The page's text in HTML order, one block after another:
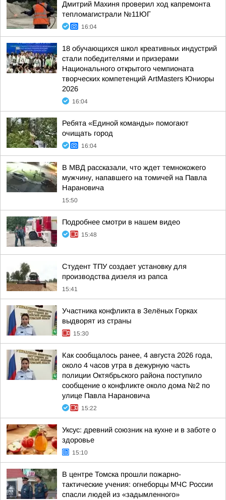
Дмитрий Махиня проверил ход капремонта
тепломагистрали №11ЮГ
16:04
18 обучающихся школ креативных индустрий
стали победителями и призерами
Национального открытого чемпионата
творческих компетенций ArtMasters Юниоры
2026
16:04
Ребята «Единой команды» помогают
очищать город
16:04
В МВД рассказали, что ждет темнокожего
мужчину, напавшего на томичей на Павла
Нарановича
15:50
Подробнее смотри в нашем видео
15:48
Студент ТПУ создает установку для
производства дизеля из рапса
15:41
Участника конфликта в Зелёных Горках
выдворят из страны
15:30
Как сообщалось ранее, 4 августа 2026 года,
около 4 часов утра в дежурную часть
полиции Октябрьского района поступило
сообщение о конфликте около дома №2 по
улице Павла Нарановича
15:22
Уксус: древний союзник на кухне и в заботе о
здоровье
15:10
В центре Томска прошли пожарно-
тактические учения: огнеборцы МЧС России
спасли людей из «задымленного»